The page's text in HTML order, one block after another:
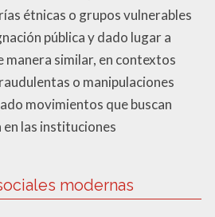
étnicas o grupos vulnerables
pública y dado lugar a
manera similar, en contextos
o manipulaciones
movimientos que buscan
las instituciones
modernas